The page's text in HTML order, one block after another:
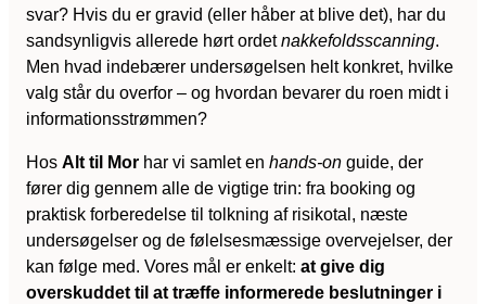
svar? Hvis du er gravid (eller håber at blive det), har du
sandsynligvis allerede hørt ordetnakkefoldsscanning.
Men hvad indebærer undersøgelsen helt konkret, hvilke
valg står du overfor – og hvordan bevarer du roen midt i
informationsstrømmen?
Hos Alt til Mor har vi samlet en hands-on guide, der
fører dig gennem alle de vigtige trin: fra booking og
praktisk forberedelse til tolkning af risikotal, næste
undersøgelser og de følelsesmæssige overvejelser, der
kan følge med. Vores mål er enkelt: at give dig
overskuddet til at træffe informerede beslutninger i